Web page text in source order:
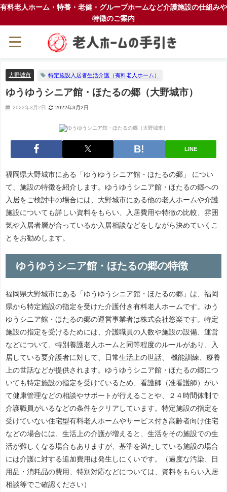
有料老人ホーム・特養・老健・グループホームなど介護施設の仕組みや
特徴のご案内
大野城市 特定施設入居者生活介護（有料老人ホーム）
ゆうゆうシニア館・ほたるの郷（大野城市）
2022年3月2日 2022年3月2日
LINE
福岡県大野城市にある「ゆうゆうシニア館・ほたるの郷」 につい
て、施設の特徴を紹介します。ゆうゆうシニア館・ほたるの郷への
入居をご検討中の場合には、大野城市にある他の老人ホームや介護
施設についても詳しい資料をもらい、入居費用や特徴の比較、雰囲
気や入居者層が合っているか入居相談などをしながら決めていくこ
とをお勧めします。
ゆうゆうシニア館・ほたるの郷の特徴
福岡県大野城市にある「ゆうゆうシニア館・ほたるの郷」は、福岡
県から特定施設の指定を受けた介護付き有料老人ホームです。ゆう
ゆうシニア館・ほたるの郷の運営事業者は株式会社悠楽です。特定
施設の指定を受けるためには、介護職員の人数や施設の設備、運営
などについて、特別養護老人ホームと同等程度のルールがあり、入
居している要介護者に対して、日常生活上の世話、 機能訓練、療養
上の世話などが提供されます。ゆうゆうシニア館・ほたるの郷につ
いても特定施設の指定を受けているため、看護師（准看護師）がい
て健康管理などの相談やサポートが行えることや、２４時間体制で
介護職員がいるなどの条件をクリアしています。特定施設の指定を
受けていない住宅型有料老人ホームやサービス付き高齢者向け住宅
などの場合には、生活上の介護が増えると、生活をその施設での生
活が難しくなる場合もありますが、基準を満たしている施設の場合
には介護に対する追加費用は発生しにくいです。（過度な汚染、日
用品・消耗品の費用、特別対応などについては、資料をもらい入居
相談等でご確認ください）